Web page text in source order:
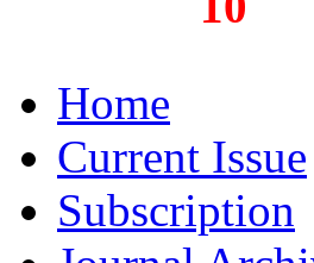
Home
Current Issue
Subscription